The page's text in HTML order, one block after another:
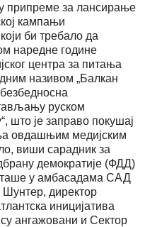
припреме за лансирање
кампањи
би требало да
наредне године
центра за питања
називом „Балкан
безбедносна
руском
што је заправо покушај
овдашњим медијским
виши сарадник за
демократије (ФДД)
у амбасадама САД
Шунтер, директор
иницијатива
ангажовани и Сектор